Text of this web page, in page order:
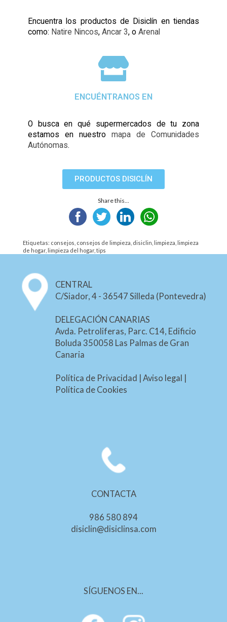
Encuentra los productos de Disiclín en tiendas
como: Natire Nincos,Ancar 3, o Arenal
ENCUÉNTRANOS EN
O busca en qué supermercados de tu zona
estamos en nuestromapa de Comunidades
Autónomas.
PRODUCTOS DISICLÍN
Share this...
Etiquetas: consejos consejos de limpieza disiclin limpieza limpieza
de hogar, limpieza del hogar, tips
CENTRAL
C/Siador, 4 - 36547 Silleda (Pontevedra)
DELEGACIÓN CANARIAS
Avda. Petroliferas, Parc. C14, Edificio
Boluda 350058 Las Palmas de Gran
Canaria
Política de Privacidad |Aviso legal
Política de Cookies
CONTACTA
986 580 894
disiclin@disiclinsa.com
SÍGUENOS EN...